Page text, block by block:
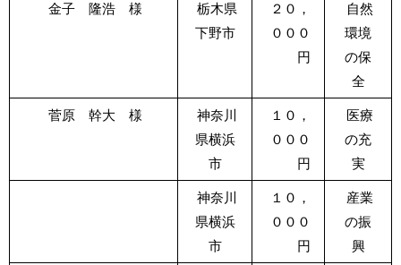
金子 隆浩 様
栃木県
下野市
２０，
０００
円
自然
環境
の保
全
菅原 幹大 様
神奈川
県横浜
市
１０，
０００
円
医療
の充
実
神奈川
県横浜
市
１０，
０００
円
産業
の振
興